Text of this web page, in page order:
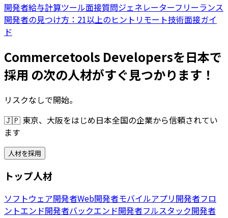
開発者給与計算ツール面接質問ジェネレーターフリーランス
開発者の見つけ方：21以上のヒント リモート技術面接ガイ
ド
Commercetools Developersを日本で
採用 の次の人材がすぐ見つかります！
リスクなしで開始。
🇯🇵 東京、大阪をはじめ日本全国の企業から信頼されてい
ます
人材を採用
トップ人材
ソフトウェア開発者Web開発者モバイルアプリ開発者フロ
ントエンド開発者バックエンド開発者フルスタック開発者